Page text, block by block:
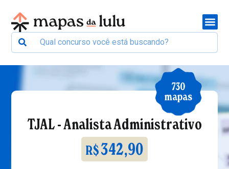
730
mapas
TJAL - Analista Administrativo
R$342,90